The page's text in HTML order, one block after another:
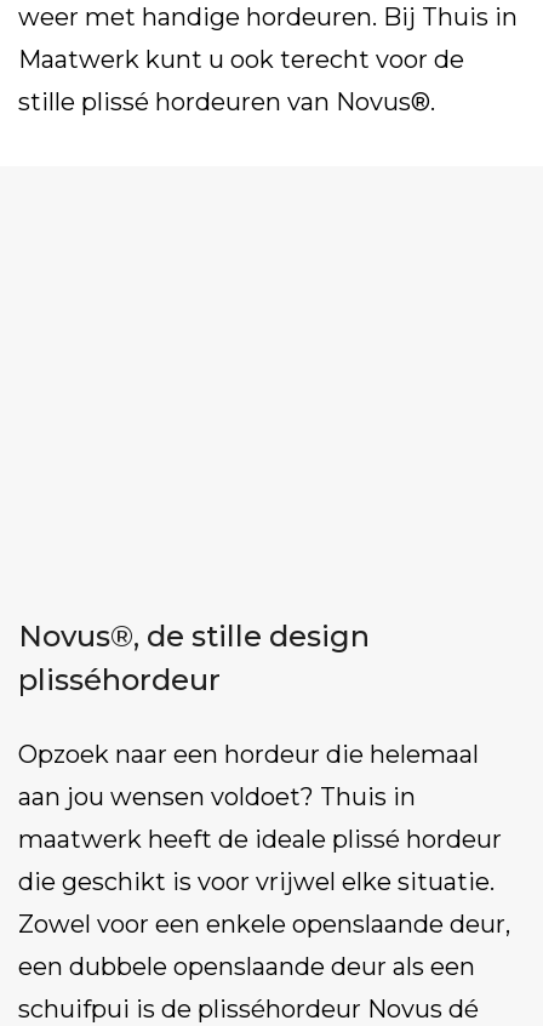
weer met handige hordeuren. Bij Thuis in
Maatwerk kunt u ook terecht voor de
stille plissé hordeuren van Novus®.
Novus®, de stille design
plisséhordeur
Opzoek naar een hordeur die helemaal
aan jou wensen voldoet? Thuis in
maatwerk heeft de ideale plissé hordeur
die geschikt is voor vrijwel elke situatie.
Zowel voor een enkele openslaande deur,
een dubbele openslaande deur als een
schuifpui is de plisséhordeur Novus dé